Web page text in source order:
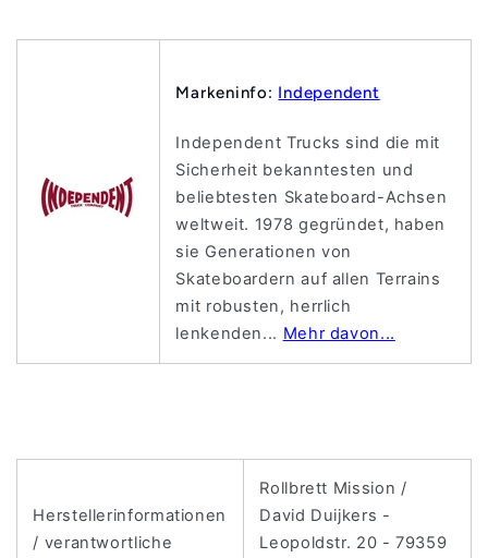
Markeninfo: Independent
Independent Trucks sind die mit
Sicherheit bekanntesten und
beliebtesten Skateboard-Achsen
weltweit. 1978 gegründet, haben
sie Generationen von
Skateboardern auf allen Terrains
mit robusten, herrlich
lenkenden... Mehr davon...
Herstellerinformationen
/ verantwortliche
Rollbrett Mission /
David Duijkers -
Leopoldstr. 20 - 79359